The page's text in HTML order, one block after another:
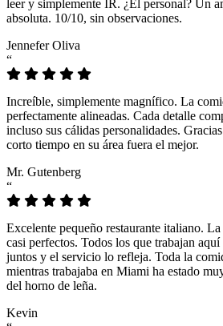
leer y simplemente IR. ¿El personal? Un
absoluta. 10/10, sin observaciones.
Jennefer Oliva
“
Increíble, simplemente magnífico. La
perfectamente alineadas. Cada detalle
incluso sus cálidas personalidades.
corto tiempo en su área fuera el mejor.
Mr. Gutenberg
“
Excelente pequeño restaurante italiano.
casi perfectos. Todos los que trabajan
juntos y el servicio lo refleja. Toda la
mientras trabajaba en Miami ha estado
del horno de leña.
Kevin